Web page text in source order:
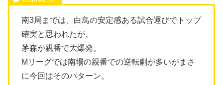
南3局までは、白鳥の安定感ある試合運びでトップ
確実と思われたが、
茅森が親番で大爆発。
Mリーグでは南場の親番での逆転劇が多いがまさ
に今回はそのパターン。